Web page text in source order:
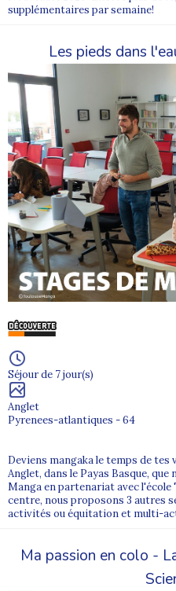
supplémentaires par semaine!
Les pieds dans
Séjour de 7 jour(s)
Anglet
Pyrenees-atlantiques - 64
Deviens mangaka le temps de tes
Anglet, dans le Payas Basque,
Manga en partenariat avec l'école
centre, nous proposons 3 autres
activités ou équitation et multi-
Ma passion en colo -